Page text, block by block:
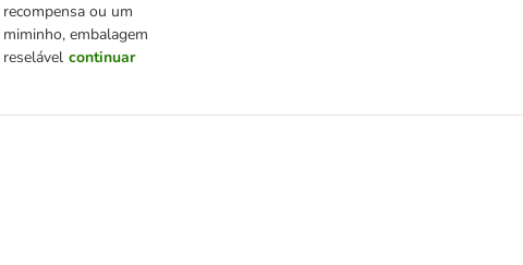
recompensa ou um
miminho, embalagem
reselável continuar